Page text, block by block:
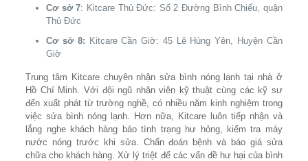
Cơ sở 7: Kitcare Thủ Đức: Số 2 Đường Bình Chiểu, quận
Thủ Đức
Cơ sở 8: Kitcare Cần Giờ: 45 Lê Hùng Yên, Huyện Cần
Giờ
Trung tâm Kitcare chuyên nhận sửa bình nóng lạnh tại nhà ở
Hồ Chí Minh. Với đội ngũ nhân viên kỹ thuật cùng các kỹ sư
đến xuất phát từ trường nghề, có nhiều năm kinh nghiệm trong
việc sửa bình nóng lạnh. Hơn nữa, Kitcare luôn tiếp nhận và
lắng nghe khách hàng báo tình trạng hư hỏng, kiểm tra máy
nước nóng trước khi sửa. Chẩn đoán bệnh và báo giá sửa
chữa cho khách hàng. Xử lý triệt để các vấn đề hư hại của bình